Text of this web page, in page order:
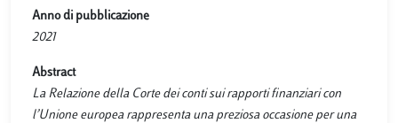
Anno di pubblicazione
2021
Abstract
La Relazione della Corte dei conti sui rapporti finanziari con
l’Unione europea rappresenta una preziosa occasione per una